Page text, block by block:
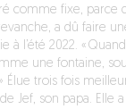
comme fixe, parce
a dû faire
à l’été 2022. «
une fontaine,
Élue trois fois
Jef, son papa. Elle